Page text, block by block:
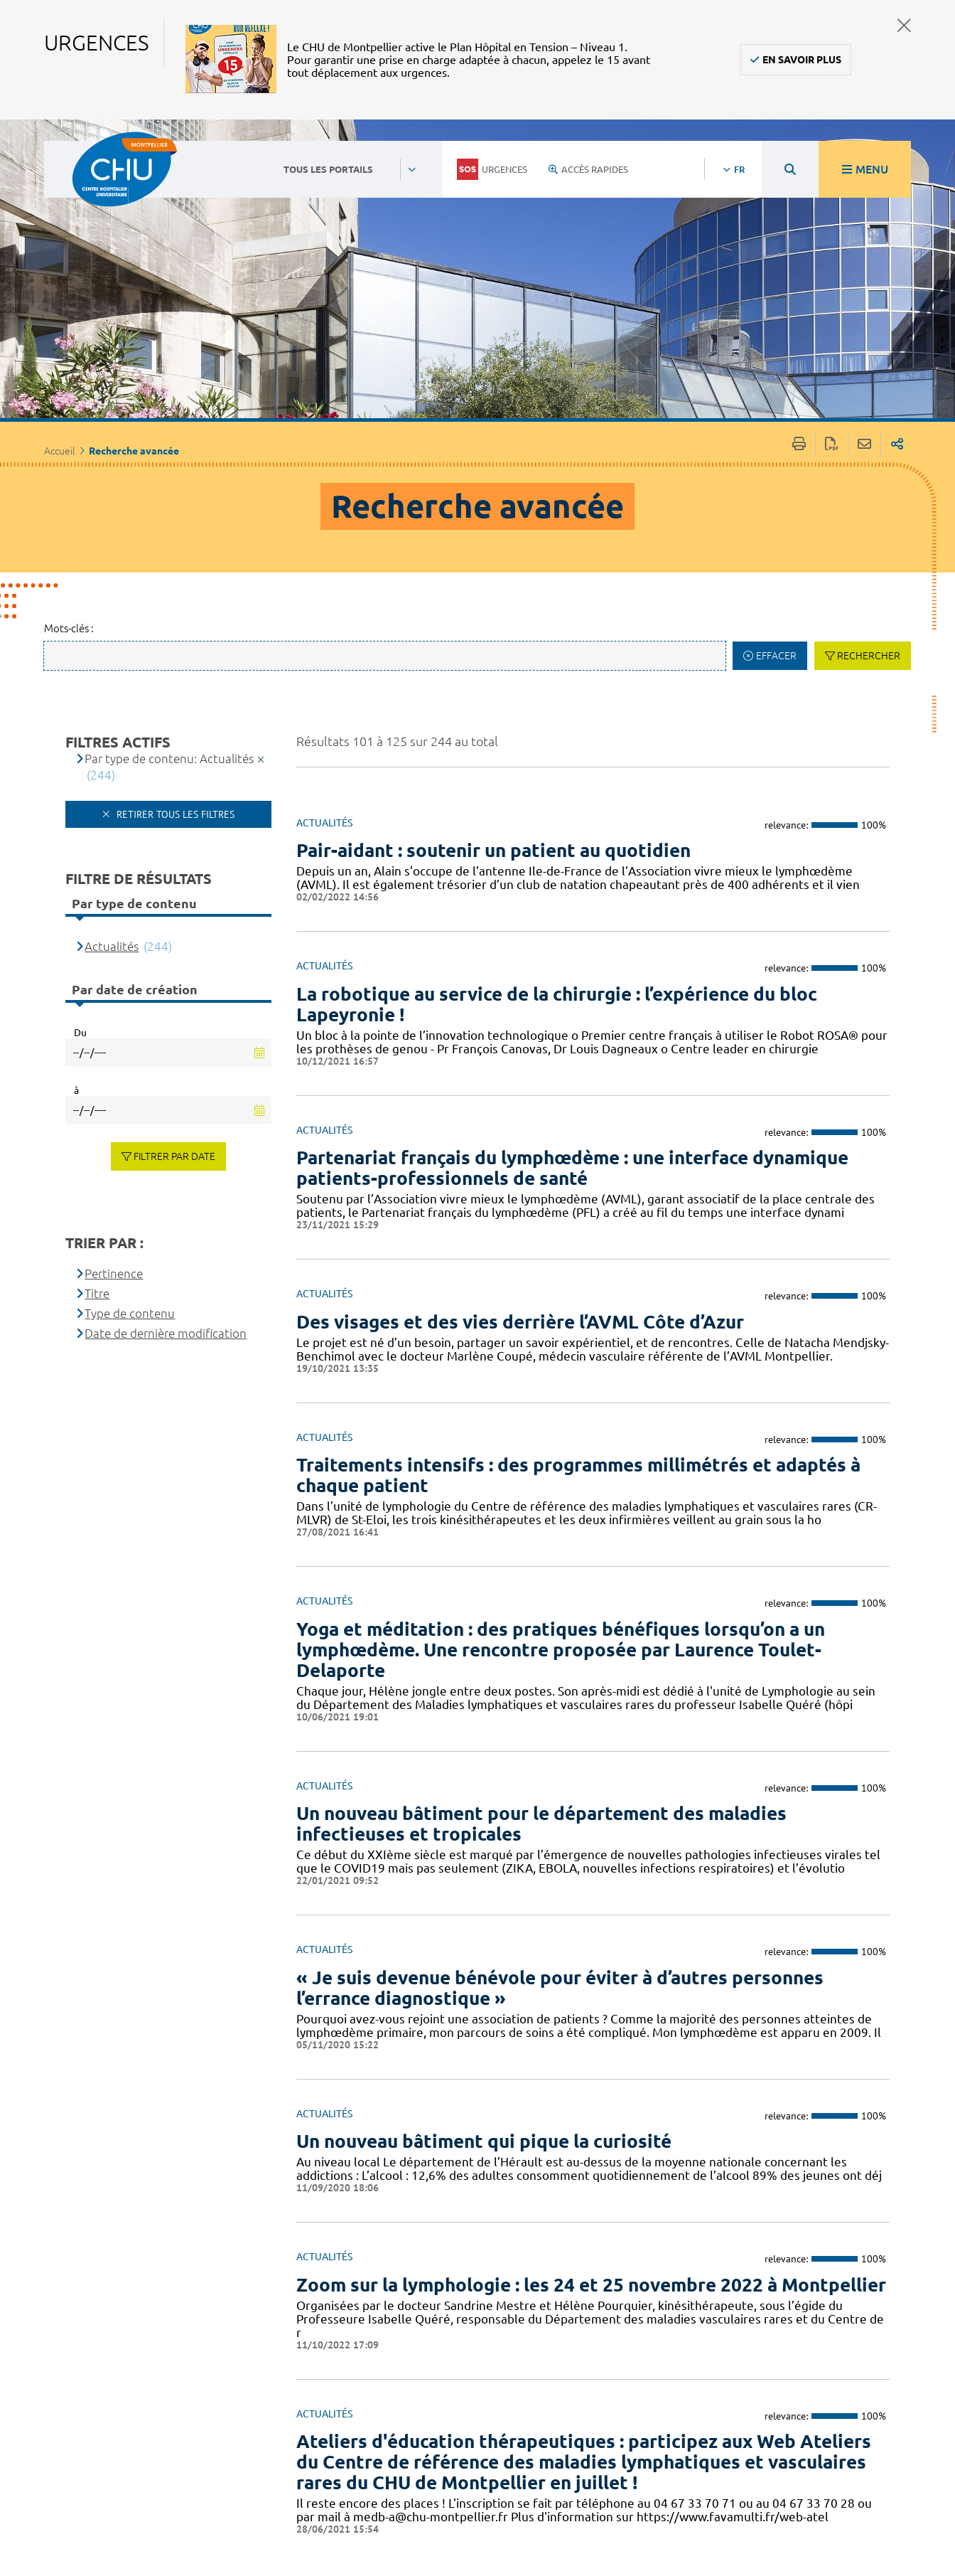
URGENCES
Le CHU de Montpellier active le Plan Hôpital en Tension – Niveau 1.
Pour garantir une prise en charge adaptée à chacun, appelez le 15 avant
tout déplacement aux urgences.
EN SAVOIR PLUS
TOUS LES PORTAILS URGENCES ACCÈS RAPIDES FR MENU
Accueil Recherche avancée
Recherche avancée
Mots-clés :
EFFACER RECHERCHER
Résultats 101 à 125 sur 244 au total
ACTUALITÉS relevance: 100%
Pair-aidant : soutenir un patient au quotidien
Depuis un an, Alain s’occupe de l’antenne Ile-de-France de l’Association vivre mieux le lymphœdème
(AVML). Il est également trésorier d’un club de natation chapeautant près de 400 adhérents et il vien
02/02/2022 14:56
ACTUALITÉS relevance: 100%
La robotique au service de la chirurgie : l’expérience du bloc
Lapeyronie !
Un bloc à la pointe de l’innovation technologique o Premier centre français à utiliser le Robot ROSA® pour
les prothèses de genou - Pr François Canovas, Dr Louis Dagneaux o Centre leader en chirurgie
10/12/2021 16:57
ACTUALITÉS relevance: 100%
Partenariat français du lymphœdème : une interface dynamique
patients-professionnels de santé
Soutenu par l’Association vivre mieux le lymphœdème (AVML), garant associatif de la place centrale des
patients, le Partenariat français du lymphœdème (PFL) a créé au fil du temps une interface dynami
23/11/2021 15:29
ACTUALITÉS relevance: 100%
Des visages et des vies derrière l’AVML Côte d’Azur
Le projet est né d’un besoin, partager un savoir expérientiel, et de rencontres. Celle de Natacha Mendjsky-
Benchimol avec le docteur Marlène Coupé, médecin vasculaire référente de l’AVML Montpellier.
19/10/2021 13:35
ACTUALITÉS relevance: 100%
Traitements intensifs : des programmes millimétrés et adaptés à
chaque patient
Dans l’unité de lymphologie du Centre de référence des maladies lymphatiques et vasculaires rares (CR-
MLVR) de St-Eloi, les trois kinésithérapeutes et les deux infirmières veillent au grain sous la ho
27/08/2021 16:41
ACTUALITÉS relevance: 100%
Yoga et méditation : des pratiques bénéfiques lorsqu’on a un
lymphœdème. Une rencontre proposée par Laurence Toulet-
Delaporte
Chaque jour, Hélène jongle entre deux postes. Son après-midi est dédié à l'unité de Lymphologie au sein
du Département des Maladies lymphatiques et vasculaires rares du professeur Isabelle Quéré (hôpi
10/06/2021 19:01
ACTUALITÉS relevance: 100%
Un nouveau bâtiment pour le département des maladies
infectieuses et tropicales
Ce début du XXIème siècle est marqué par l’émergence de nouvelles pathologies infectieuses virales tel
que le COVID19 mais pas seulement (ZIKA, EBOLA, nouvelles infections respiratoires) et l’évolutio
22/01/2021 09:52
ACTUALITÉS relevance: 100%
« Je suis devenue bénévole pour éviter à d’autres personnes
l’errance diagnostique »
Pourquoi avez-vous rejoint une association de patients ? Comme la majorité des personnes atteintes de
lymphœdème primaire, mon parcours de soins a été compliqué. Mon lymphœdème est apparu en 2009. Il
05/11/2020 15:22
ACTUALITÉS relevance: 100%
Un nouveau bâtiment qui pique la curiosité
Au niveau local Le département de l’Hérault est au-dessus de la moyenne nationale concernant les
addictions : L’alcool : 12,6% des adultes consomment quotidiennement de l’alcool 89% des jeunes ont déj
11/09/2020 18:06
ACTUALITÉS relevance: 100%
Zoom sur la lymphologie : les 24 et 25 novembre 2022 à Montpellier
Organisées par le docteur Sandrine Mestre et Hélène Pourquier, kinésithérapeute, sous l’égide du
Professeure Isabelle Quéré, responsable du Département des maladies vasculaires rares et du Centre de
r
11/10/2022 17:09
ACTUALITÉS relevance: 100%
Ateliers d'éducation thérapeutiques : participez aux Web Ateliers
du Centre de référence des maladies lymphatiques et vasculaires
rares du CHU de Montpellier en juillet !
Il reste encore des places ! L'inscription se fait par téléphone au 04 67 33 70 71 ou au 04 67 33 70 28 ou
par mail à medb-a@chu-montpellier.fr Plus d'information sur https://www.favamulti.fr/web-atel
28/06/2021 15:54
FILTRES ACTIFS
Par type de contenu: Actualités
(244)
RETIRER TOUS LES FILTRES
FILTRE DE RÉSULTATS
Par type de contenu
Actualités (244)
Par date de création
Du
à
FILTRER PAR DATE
TRIER PAR :
Pertinence
Titre
Type de contenu
Date de dernière modification